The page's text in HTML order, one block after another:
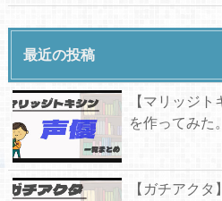
最近の投稿
【マリッジ
を作ってみた
【ガチアク